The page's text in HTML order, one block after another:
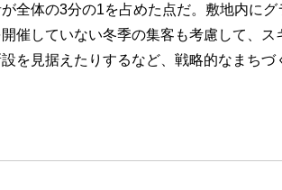
全体の3分の1を占めた点だ。敷地内に
催していない冬季の集客も考慮して、
を見据えたりするなど、戦略的なまちづ